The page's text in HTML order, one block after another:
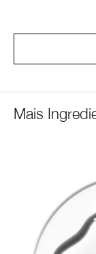
Mais